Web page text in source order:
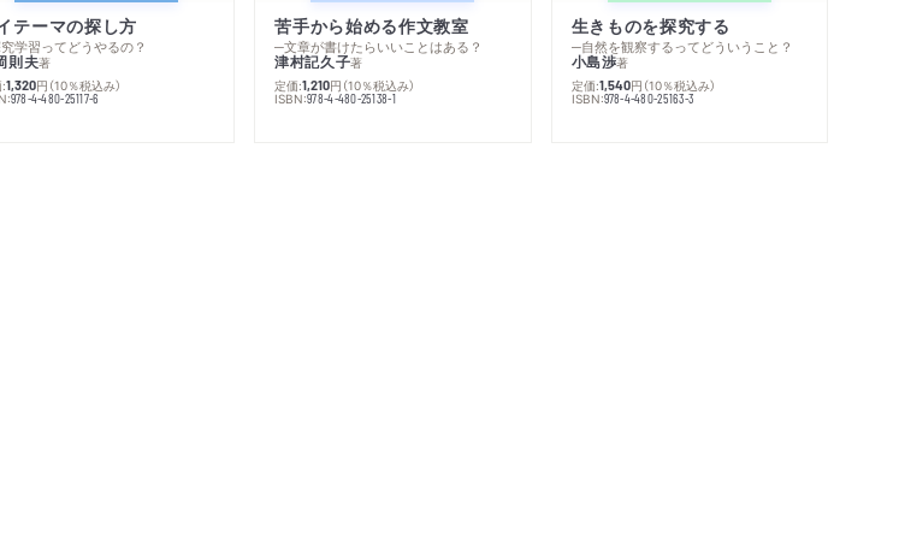
テーマの探し方
学習ってどうやるの？
則夫著
1,320円 （10％税込み）
978-4-480-25117-6
苦手から始める作文教室
─文章が書けたらいいことはある？
津村記久子著
定価:1,210円 （10％税込み）
ISBN:978-4-480-25138-1
生きものを探究する
─自然を観察するってどういうこと？
小島渉著
定価:1,540円 （10％税込み）
ISBN:978-4-480-25163-3